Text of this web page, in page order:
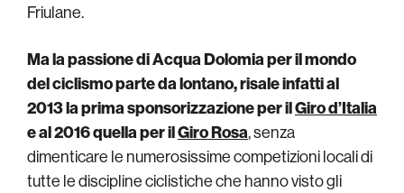
Friulane.
Ma la passione di Acqua Dolomia per il mondo
del ciclismo parte da lontano, risale infatti al
2013 la prima sponsorizzazione per ilGiro d’Italia
e al 2016 quella per ilGiro Rosa, senza
dimenticare le numerosissime competizioni locali di
tutte le discipline ciclistiche che hanno visto gli